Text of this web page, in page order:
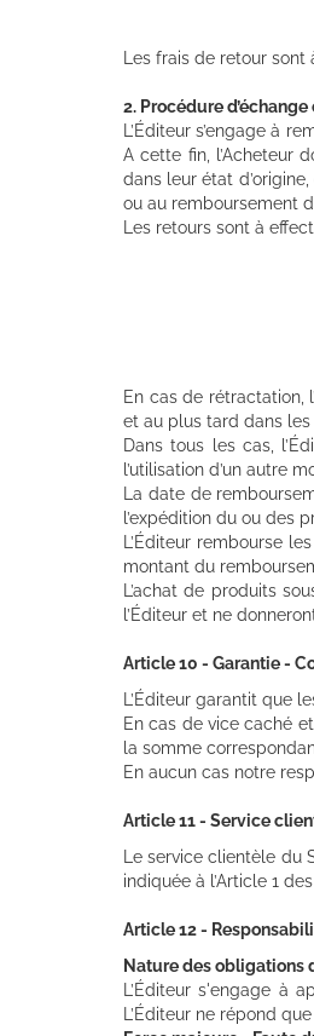
Les frais de retour
2. Procédure
L’Éditeur s’engage à
A cette fin, l’Acheteur
dans leur état
ou au remboursement
Les retours sont à
En cas de rétractation,
et au plus tard dans
Dans tous les cas,
l’utilisation d’un autre
La date de
l’expédition du ou des
L’Éditeur rembourse
montant du
L’achat de produits
l’Éditeur et ne
Article 10 - Garantie -
L’Éditeur garantit que
En cas de vice caché
la somme
En aucun cas notre
Article 11 - Service
Le service clientèle
indiquée à l’Article 1
Article 12 -
Nature des obligations
L’Éditeur s'engage à
L’Éditeur ne répond